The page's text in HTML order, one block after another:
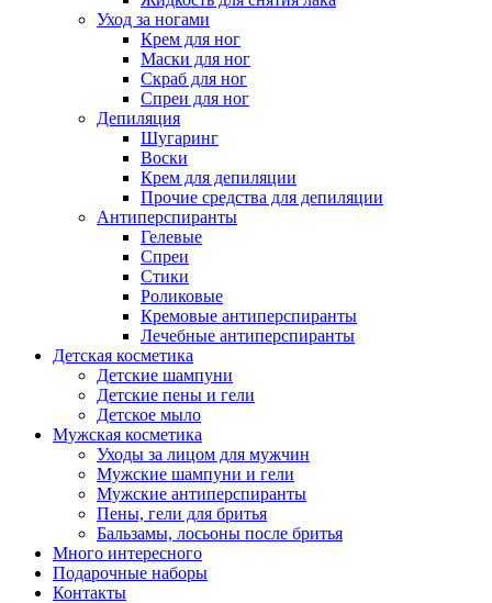
Уход за ногами
Крем для ног
Маски для ног
Скраб для ног
Спреи для ног
Депиляция
Шугаринг
Воски
Крем для депиляции
Прочие средства для депиляции
Антиперспиранты
Гелевые
Спреи
Стики
Роликовые
Кремовые антиперспиранты
Лечебные антиперспиранты
Детская косметика
Детские шампуни
Детские пены и гели
Детское мыло
Мужская косметика
Уходы за лицом для мужчин
Мужские шампуни и гели
Мужские антиперспиранты
Пены, гели для бритья
Бальзамы, лосьоны после бритья
Много интересного
Подарочные наборы
Контакты